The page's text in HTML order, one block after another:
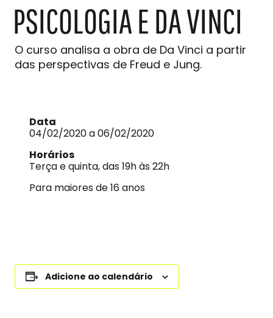
PSICOLOGIA E DA VINCI
O curso analisa a obra de Da Vinci a partir
das perspectivas de Freud e Jung.
Data
04/02/2020 a 06/02/2020
Horários
Terça e quinta, das 19h às 22h
Para maiores de 16 anos
Adicione ao calendário